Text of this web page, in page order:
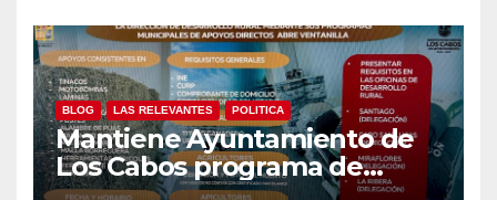
BLOG LAS RELEVANTES POLITICA
Mantiene Ayuntamiento de
Los Cabos programa de
apoyos para agricultores,